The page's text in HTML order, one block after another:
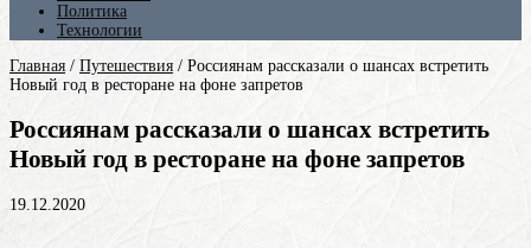
Политика
Технологии
Главная / Путешествия / Россиянам рассказали о шансах встретить
Новый год в ресторане на фоне запретов
Россиянам рассказали о шансах встретить
Новый год в ресторане на фоне запретов
19.12.2020